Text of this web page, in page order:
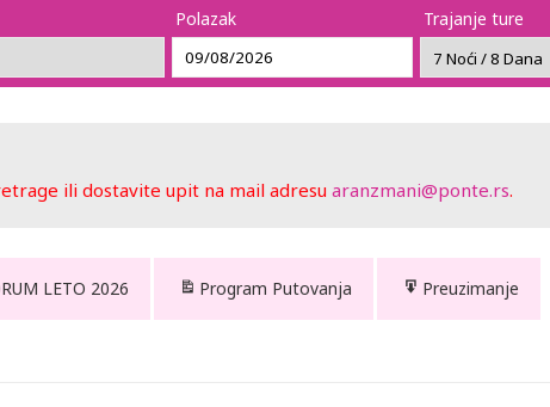
Polazak Trajanje ture
ili dostavite upit na mail adresu aranzmani@ponte.rs.
LETO 2026 Program Putovanja Preuzimanje